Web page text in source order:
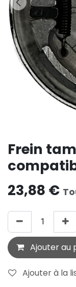
Frein
23,88 €
Ajouter au
Ajouter à la